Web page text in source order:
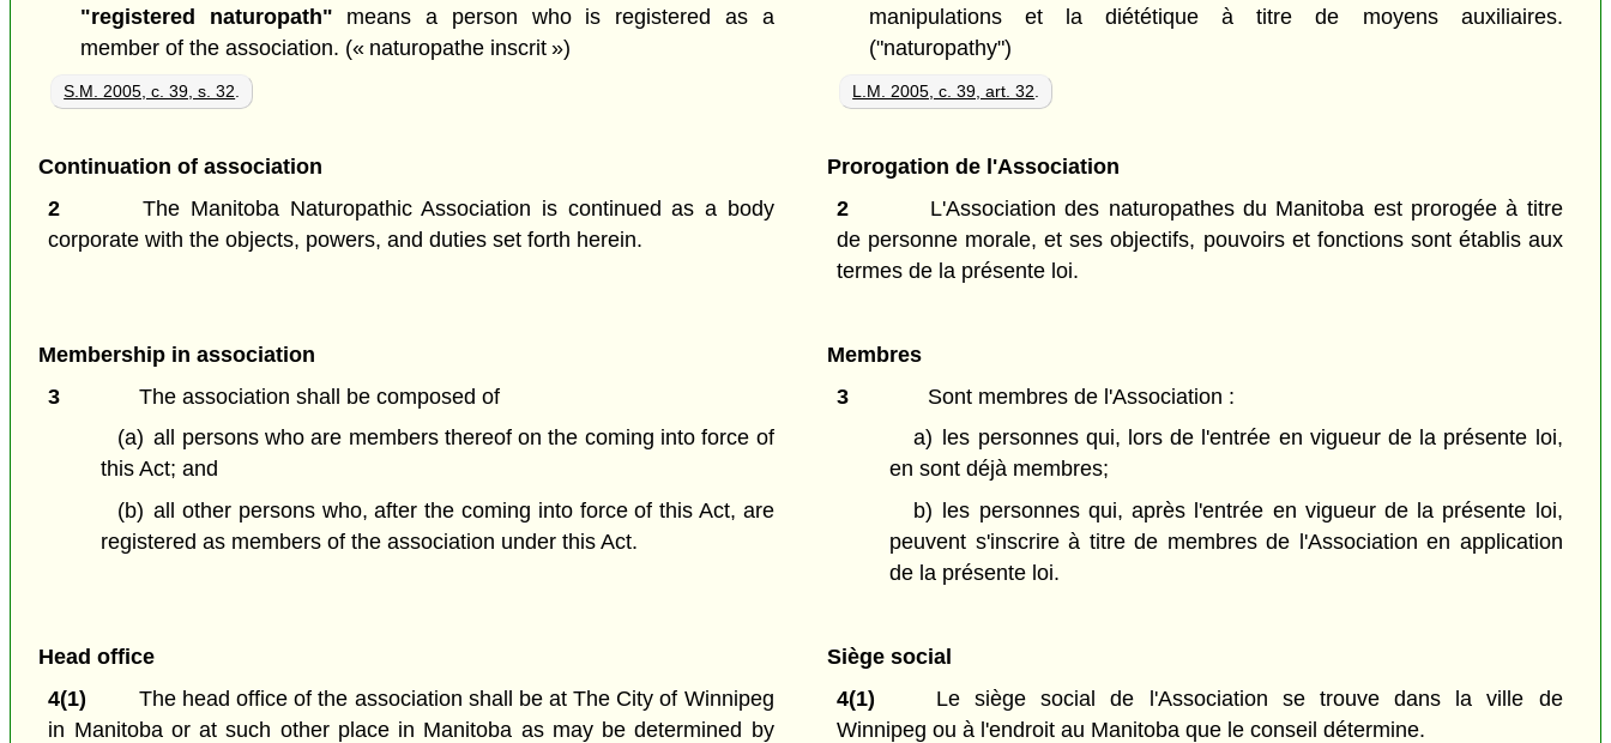
"registered naturopath" means a person who is registered as a
member of the association. (« naturopathe inscrit »)
S.M. 2005, c. 39, s. 32
manipulations et la diététique à titre de moyens auxiliaires.
("naturopathy")
L.M. 2005, c. 39, art. 32
Continuation of association
2
The Manitoba Naturopathic Association is continued as a body
corporate with the objects, powers, and duties set forth herein.
Prorogation de l'Association
2
L'Association des naturopathes du Manitoba est prorogée à titre
de personne morale, et ses objectifs, pouvoirs et fonctions sont établis aux
termes de la présente loi.
Membership in association
3
The association shall be composed of
(a) all persons who are members thereof on the coming into force of
this Act; and
(b) all other persons who, after the coming into force of this Act, are
registered as members of the association under this Act.
Membres
3
Sont membres de l'Association :
a)
les personnes qui, lors de l'entrée en vigueur de la présente loi,
en sont déjà membres;
b)
les personnes qui, après l'entrée en vigueur de la présente loi,
peuvent s'inscrire à titre de membres de l'Association en application
de la présente loi.
Head office
4(1)
The head office of the association shall be at The City of Winnipeg
in Manitoba or at such other place in Manitoba as may be determined by
Siège social
4(1)
Le siège social de l'Association se trouve dans la ville de
Winnipeg ou à l'endroit au Manitoba que le conseil détermine.